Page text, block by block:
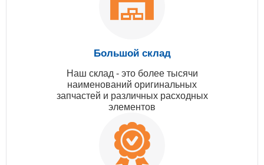
Большой склад
Наш склад - это более тысячи
наименований оригинальных
запчастей и различных расходных
элементов